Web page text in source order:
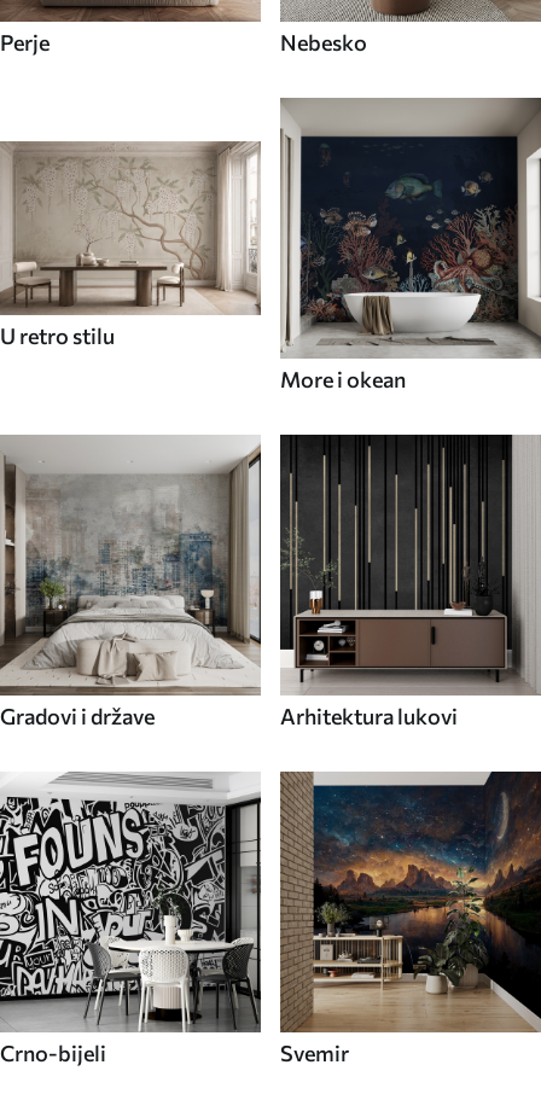
Perje Nebesko
U retro stilu
More i okean
Gradovi i države Arhitektura lukovi
Crno-bijeli Svemir